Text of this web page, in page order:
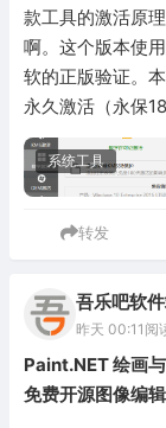
款工具的激活原
啊。这个版本使
软的正版验证。
永久激活（永保
系统工具
转发
吾乐吧软
昨天 00:11 阅
Paint.NET 绘画
免费开源图像编辑